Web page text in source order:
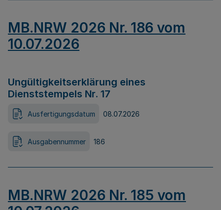
MB.NRW 2026 Nr. 186 vom
10.07.2026
Ungültigkeitserklärung eines
Dienststempels Nr. 17
Ausfertigungsdatum 08.07.2026
Ausgabennummer 186
MB.NRW 2026 Nr. 185 vom